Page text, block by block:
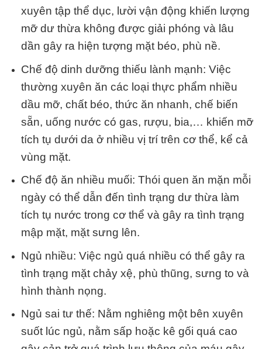
xuyên tập thể dục, lười vận động khiến lượng
mỡ dư thừa không được giải phóng và lâu
dần gây ra hiện tượng mặt béo, phù nề.
Chế độ dinh dưỡng thiếu lành mạnh: Việc
thường xuyên ăn các loại thực phẩm nhiều
dầu mỡ, chất béo, thức ăn nhanh, chế biến
sẵn, uống nước có gas, rượu, bia,… khiến mỡ
tích tụ dưới da ở nhiều vị trí trên cơ thể, kể cả
vùng mặt.
Chế độ ăn nhiều muối: Thói quen ăn mặn mỗi
ngày có thể dẫn đến tình trạng dư thừa làm
tích tụ nước trong cơ thể và gây ra tình trạng
mập mặt, mặtsưng lên.
Ngủ nhiều: Việc ngủ quá nhiều có thể gây ra
tình trạng mặt chảy xệ, phù thũng, sưng to và
hình thành nọng.
Ngủ sai tư thế: Nằm nghiêng một bên xuyên
suốt lúc ngủ, nằm sấp hoặc kê gối quá cao